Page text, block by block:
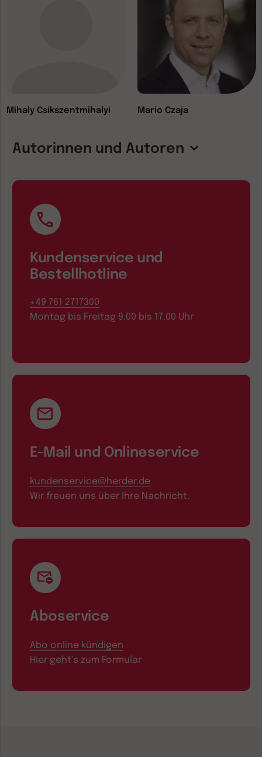
Mihaly Csikszentmihalyi Mario Czaja
Autorinnen und Autoren
Kundenservice und
Bestellhotline
+49 761 2717300
Montag bis Freitag 9.00 bis 17.00 Uhr
E-Mail und Onlineservice
kundenservice@herder.de
Wir freuen uns über Ihre Nachricht.
Aboservice
Abo online kündigen
Hier geht’s zum Formular